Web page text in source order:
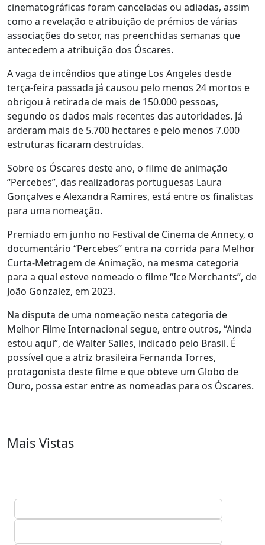
cinematográficas foram canceladas ou adiadas, assim
como a revelação e atribuição de prémios de várias
associações do setor, nas preenchidas semanas que
antecedem a atribuição dos Óscares.
A vaga de incêndios que atinge Los Angeles desde
terça-feira passada já causou pelo menos 24 mortos e
obrigou à retirada de mais de 150.000 pessoas,
segundo os dados mais recentes das autoridades. Já
arderam mais de 5.700 hectares e pelo menos 7.000
estruturas ficaram destruídas.
Sobre os Óscares deste ano, o filme de animação
“Percebes”, das realizadoras portuguesas Laura
Gonçalves e Alexandra Ramires, está entre os finalistas
para uma nomeação.
Premiado em junho no Festival de Cinema de Annecy, o
documentário “Percebes” entra na corrida para Melhor
Curta-Metragem de Animação, na mesma categoria
para a qual esteve nomeado o filme “Ice Merchants”, de
João Gonzalez, em 2023.
Na disputa de uma nomeação nesta categoria de
Melhor Filme Internacional segue, entre outros, “Ainda
estou aqui”, de Walter Salles, indicado pelo Brasil. É
possível que a atriz brasileira Fernanda Torres,
protagonista deste filme e que obteve um Globo de
Ouro, possa estar entre as nomeadas para os Óscares.
Mais Vistas